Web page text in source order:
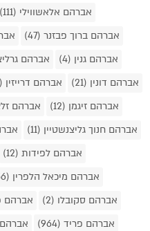
אברהם אלאשווילי (111)
אברהם ברוך פבזנר (47)
אברהם גנין (4)
אברהם
אברהם דונין (21)
אברהם דרייזין
אברהם זיגמן (12)
אברהם
אברהם חנוך גליצנשטיין (11)
אברהם לפידות (12)
אברהם מיכאל הלפרין (56)
אברהם סקובלו (2)
אברהם
אברהם פריד (964)
אברהם